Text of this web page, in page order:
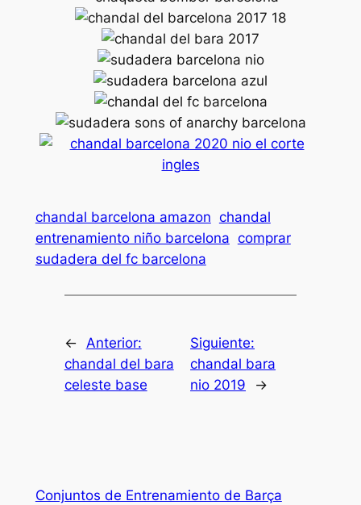
chandal barcelona amazon chandal
entrenamiento niño barcelona comprar
sudadera del fc barcelona
←
Anterior:
chandal del bara
celeste base
Siguiente:
chandal bara
nio 2019
→
Conjuntos de Entrenamiento de Barça